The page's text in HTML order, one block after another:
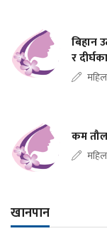
बिहान
र
कम
खानपान